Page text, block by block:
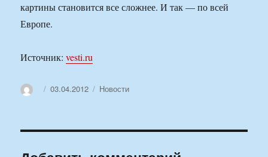
картины становится все сложнее. И так — по всей
Европе.
Источник:vesti.ru
АвторОпубликовано
03.04.2012 Рубрики
Новости